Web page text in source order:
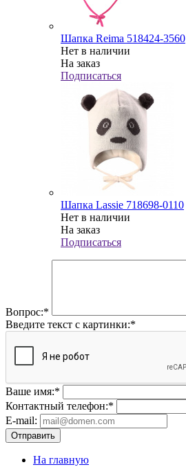
Шапка Reima 518424-3560
Нет в наличии
На заказ
Подписаться
Шапка Lassie 718698-0110
Нет в наличии
На заказ
Подписаться
Вопрос:*
Введите текст с картинки:*
Ваше имя:*
Контактный телефон:*
E-mail:
Отправить
На главную